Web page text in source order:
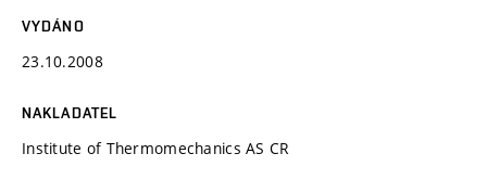
VYDÁNO
23.10.2008
NAKLADATEL
Institute of Thermomechanics AS CR